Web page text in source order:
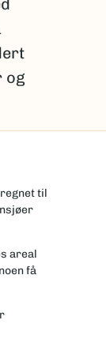
og
til
areal
få